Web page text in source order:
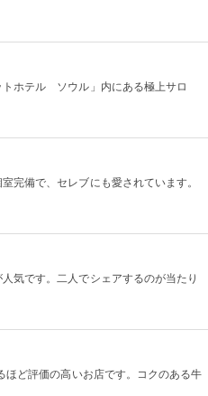
トホテル ソウル」内にある極上サロ
完備で、セレブにも愛されています。
気です。二人でシェアするのが当たり
ど評価の高いお店です。コクのある牛